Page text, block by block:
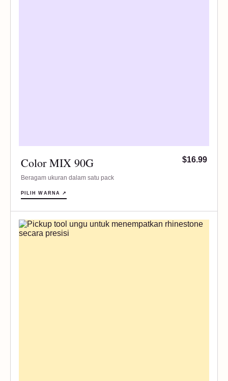
Color MIX 90G
Beragam ukuran dalam satu pack
$16.99
PILIH WARNA ↗